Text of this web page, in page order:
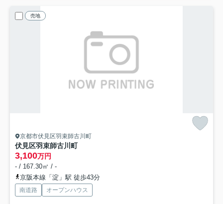
売地
京都市伏見区羽束師古川町
伏見区羽束師古川町
3,100万円
- / 167.30㎡ / -
京阪本線「淀」駅 徒歩43分
南道路 オープンハウス